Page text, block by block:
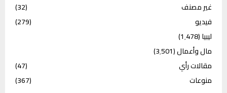
غير مصنف
(32)
فيديو
(279)
ليبيا(1٬478)
مال وأعمال(3٬501)
مقالات رأي
(47)
منوعات
(367)